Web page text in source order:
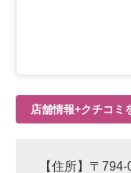
店舗情報+クチコミ
【住所】〒